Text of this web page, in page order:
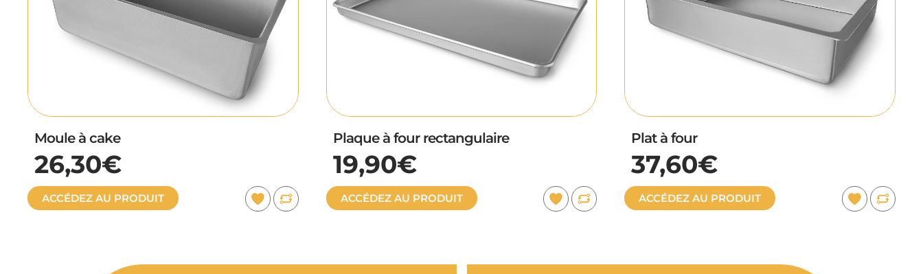
Moule à cake
26,30€
ACCÉDEZ AU PRODUIT
Plaque à four rectangulaire
19,90€
ACCÉDEZ AU PRODUIT
Plat à four
37,60€
ACCÉDEZ AU PRODUIT